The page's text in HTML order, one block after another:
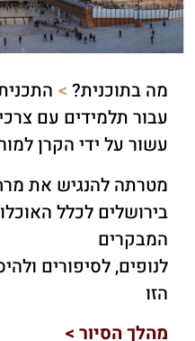
מה בתוכנית? >
עבור תלמידים עם
עשור על ידי הקרן
מטרתה להנגיש את
בירושלים לכלל
המבקרים
לנופים, לסיפורים
הזו
מהלך הסיור >